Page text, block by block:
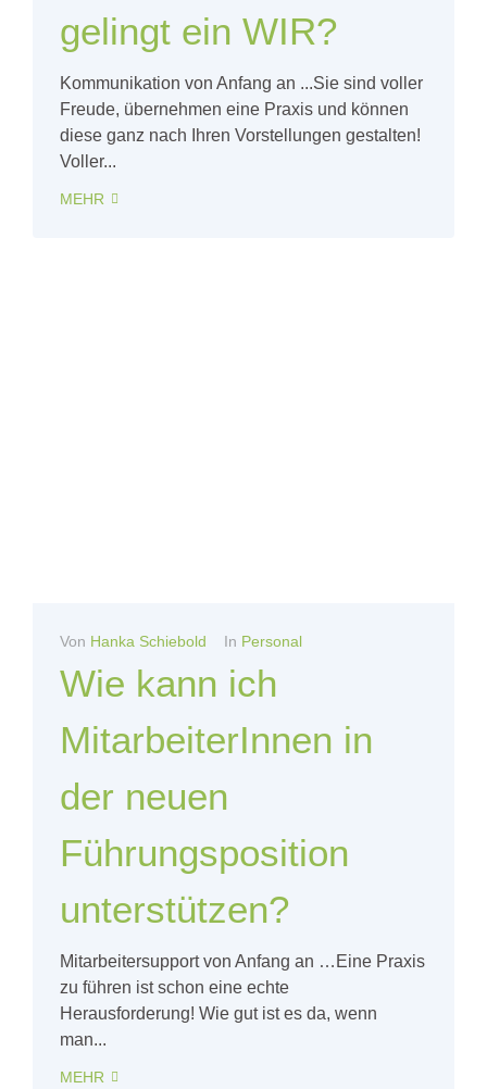
gelingt ein WIR?
Kommunikation von Anfang an ...Sie sind voller
Freude, übernehmen eine Praxis und können
diese ganz nach Ihren Vorstellungen gestalten!
Voller...
MEHR
Von Hanka Schiebold In Personal
Wie kann ich
MitarbeiterInnen in
der neuen
Führungsposition
unterstützen?
Mitarbeitersupport von Anfang an …Eine Praxis
zu führen ist schon eine echte
Herausforderung! Wie gut ist es da, wenn
man...
MEHR